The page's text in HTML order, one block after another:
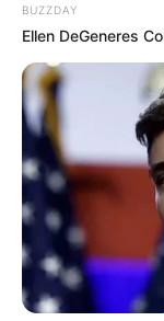
tiszteletüket
A közösségi
Panoráma
bulijait, és
és mosolya
lakos így
„Nyugodj
örömteli
BUZZDAY
Ellen DeGeneres